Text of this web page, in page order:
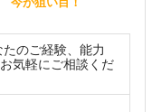
のご経験、能力
気軽にご相談くだ